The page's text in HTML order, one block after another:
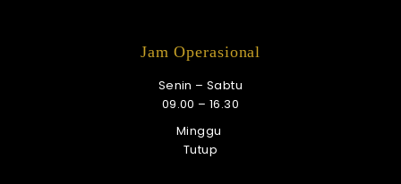
Jam Operasional
Senin – Sabtu
09.00 – 16.30
Minggu
Tutup